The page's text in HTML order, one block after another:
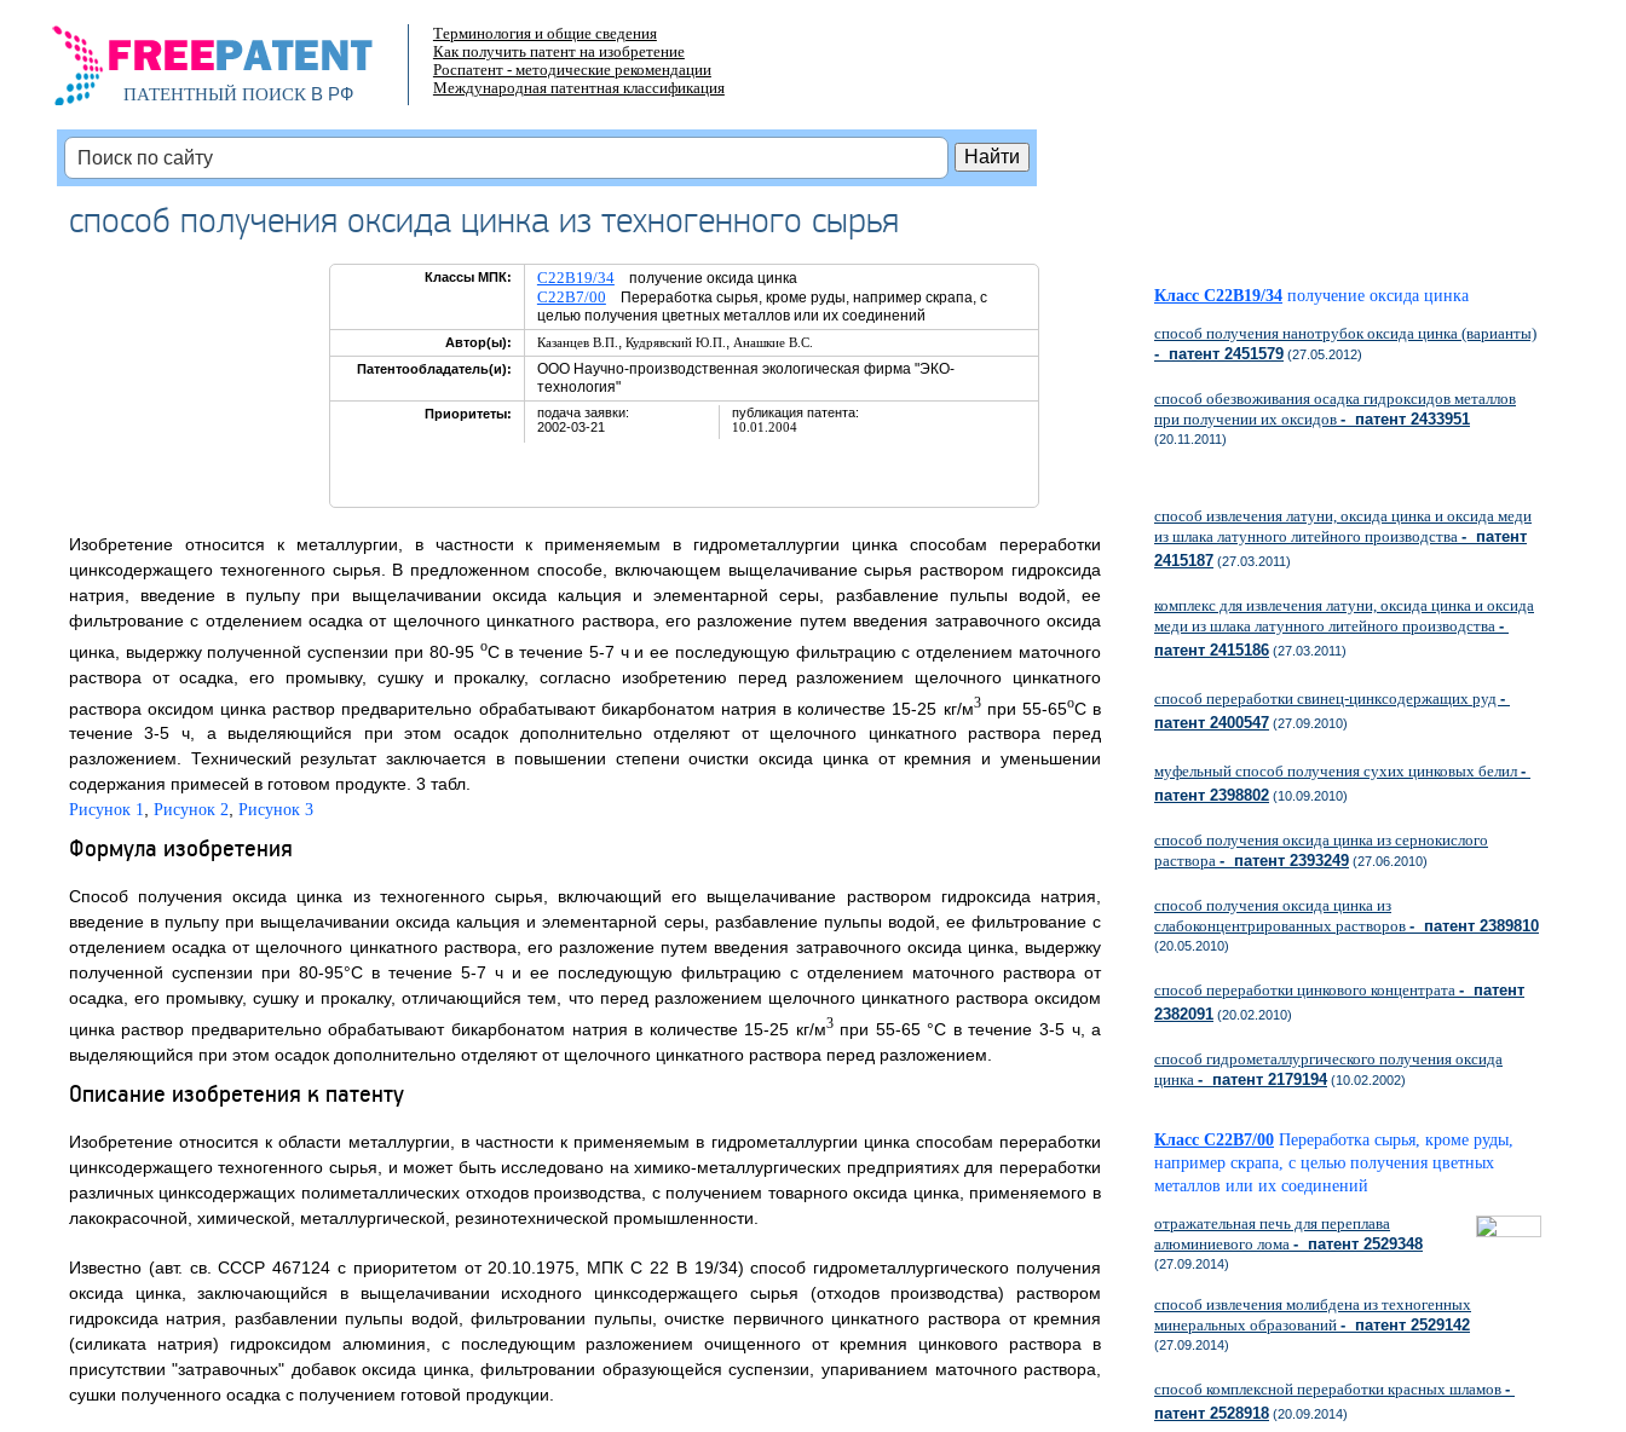
ПАТЕНТНЫЙ ПОИСКВ РФ
Терминология и общие сведения
Как получить патент на изобретение
Роспатент - методические рекомендации
Международная патентная классификация
способ получения оксида цинка из техногенного сырья
Классы МПК: C22B19/34получение оксида цинка
C22B7/00 Переработка сырья, кроме руды, например скрапа, с
целью получения цветных металлов или их соединений
Автор(ы): Казанцев В.П. , Кудрявский Ю.П. , Анашкие В.С.
Патентообладатель(и):
ООО Научно-производственная экологическая фирма "ЭКО-
технология"
Приоритеты:
подача заявки:
2002-03-21
публикация патента:
10.01.2004
Изобретение относится к металлургии, в частности к применяемым в гидрометаллургии цинка способам переработки
цинксодержащего техногенного сырья. В предложенном способе, включающем выщелачивание сырья раствором гидроксида
натрия, введение в пульпу при выщелачивании оксида кальция и элементарной серы, разбавление пульпы водой, ее
фильтрование с отделением осадка от щелочного цинкатного раствора, его разложение путем введения затравочного оксида
цинка, выдержку полученной суспензии при 80-95 oС в течение 5-7 ч и ее последующую фильтрацию с отделением маточного
раствора от осадка, его промывку, сушку и прокалку, согласно изобретению перед разложением щелочного цинкатного
раствора оксидом цинка раствор предварительно обрабатывают бикарбонатом натрия в количестве 15-25 кг/м3при 55-65oС в
течение 3-5 ч, а выделяющийся при этом осадок дополнительно отделяют от щелочного цинкатного раствора перед
разложением. Технический результат заключается в повышении степени очистки оксида цинка от кремния и уменьшении
содержания примесей в готовом продукте. 3 табл.
Рисунок 1, Рисунок 2, Рисунок 3
Формула изобретения
Способ получения оксида цинка из техногенного сырья, включающий его выщелачивание раствором гидроксида натрия,
введение в пульпу при выщелачивании оксида кальция и элементарной серы, разбавление пульпы водой, ее фильтрование с
отделением осадка от щелочного цинкатного раствора, его разложение путем введения затравочного оксида цинка, выдержку
полученной суспензии при 80-95°С в течение 5-7 ч и ее последующую фильтрацию с отделением маточного раствора от
осадка, его промывку, сушку и прокалку, отличающийся тем, что перед разложением щелочного цинкатного раствора оксидом
цинка раствор предварительно обрабатывают бикарбонатом натрия в количестве 15-25 кг/м3при 55-65 °С в течение 3-5 ч, а
выделяющийся при этом осадок дополнительно отделяют от щелочного цинкатного раствора перед разложением.
Описание изобретения к патенту
Изобретение относится к области металлургии, в частности к применяемым в гидрометаллургии цинка способам переработки
цинксодержащего техногенного сырья, и может быть исследовано на химико-металлургических предприятиях для переработки
различных цинксодержащих полиметаллических отходов производства, с получением товарного оксида цинка, применяемого в
лакокрасочной, химической, металлургической, резинотехнической промышленности.
Известно (авт. св. СССР 467124 с приоритетом от 20.10.1975, МПК С 22 В 19/34) способ гидрометаллургического получения
оксида цинка, заключающийся в выщелачивании исходного цинксодержащего сырья (отходов производства) раствором
гидроксида натрия, разбавлении пульпы водой, фильтровании пульпы, очистке первичного цинкатного раствора от кремния
(силиката натрия) гидроксидом алюминия, с последующим разложением очищенного от кремния цинкового раствора в
присутствии "затравочных" добавок оксида цинка, фильтровании образующейся суспензии, упариванием маточного раствора,
сушки полученного осадка с получением готовой продукции.
Класс C22B19/34 получение оксида цинка
способ получения нанотрубок оксида цинка (варианты)
- патент 2451579 (27.05.2012)
способ обезвоживания осадка гидроксидов металлов
при получении их оксидов - патент 2433951
(20.11.2011)
способ извлечения латуни, оксида цинка и оксида меди
из шлака латунного литейного производства - патент
2415187 (27.03.2011)
комплекс для извлечения латуни, оксида цинка и оксида
меди из шлака латунного литейного производства -
патент 2415186 (27.03.2011)
способ переработки свинец-цинксодержащих руд -
патент 2400547 (27.09.2010)
муфельный способ получения сухих цинковых белил -
патент 2398802 (10.09.2010)
способ получения оксида цинка из сернокислого
раствора - патент 2393249 (27.06.2010)
способ получения оксида цинка из
слабоконцентрированных растворов - патент 2389810
(20.05.2010)
способ переработки цинкового концентрата - патент
2382091 (20.02.2010)
способ гидрометаллургического получения оксида
цинка - патент 2179194(10.02.2002)
Класс C22B7/00 Переработка сырья, кроме руды,
например скрапа, с целью получения цветных
металлов или их соединений
отражательная печь для переплава
алюминиевого лома - патент 2529348
(27.09.2014)
способ извлечения молибдена из техногенных
минеральных образований - патент 2529142
(27.09.2014)
способ комплексной переработки красных шламов -
патент 2528918 (20.09.2014)